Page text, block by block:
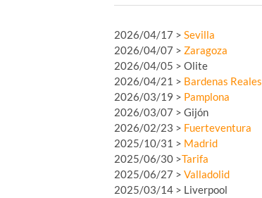
2026/04/17 > Sevilla
2026/04/07 > Zaragoza
2026/04/05 > Olite
2026/04/21 > Bardenas Reales
2026/03/19 > Pamplona
2026/03/07 > Gijón
2026/02/23 > Fuerteventura
2025/10/31 > Madrid
2025/06/30 >Tarifa
2025/06/27 > Valladolid
2025/03/14 > Liverpool